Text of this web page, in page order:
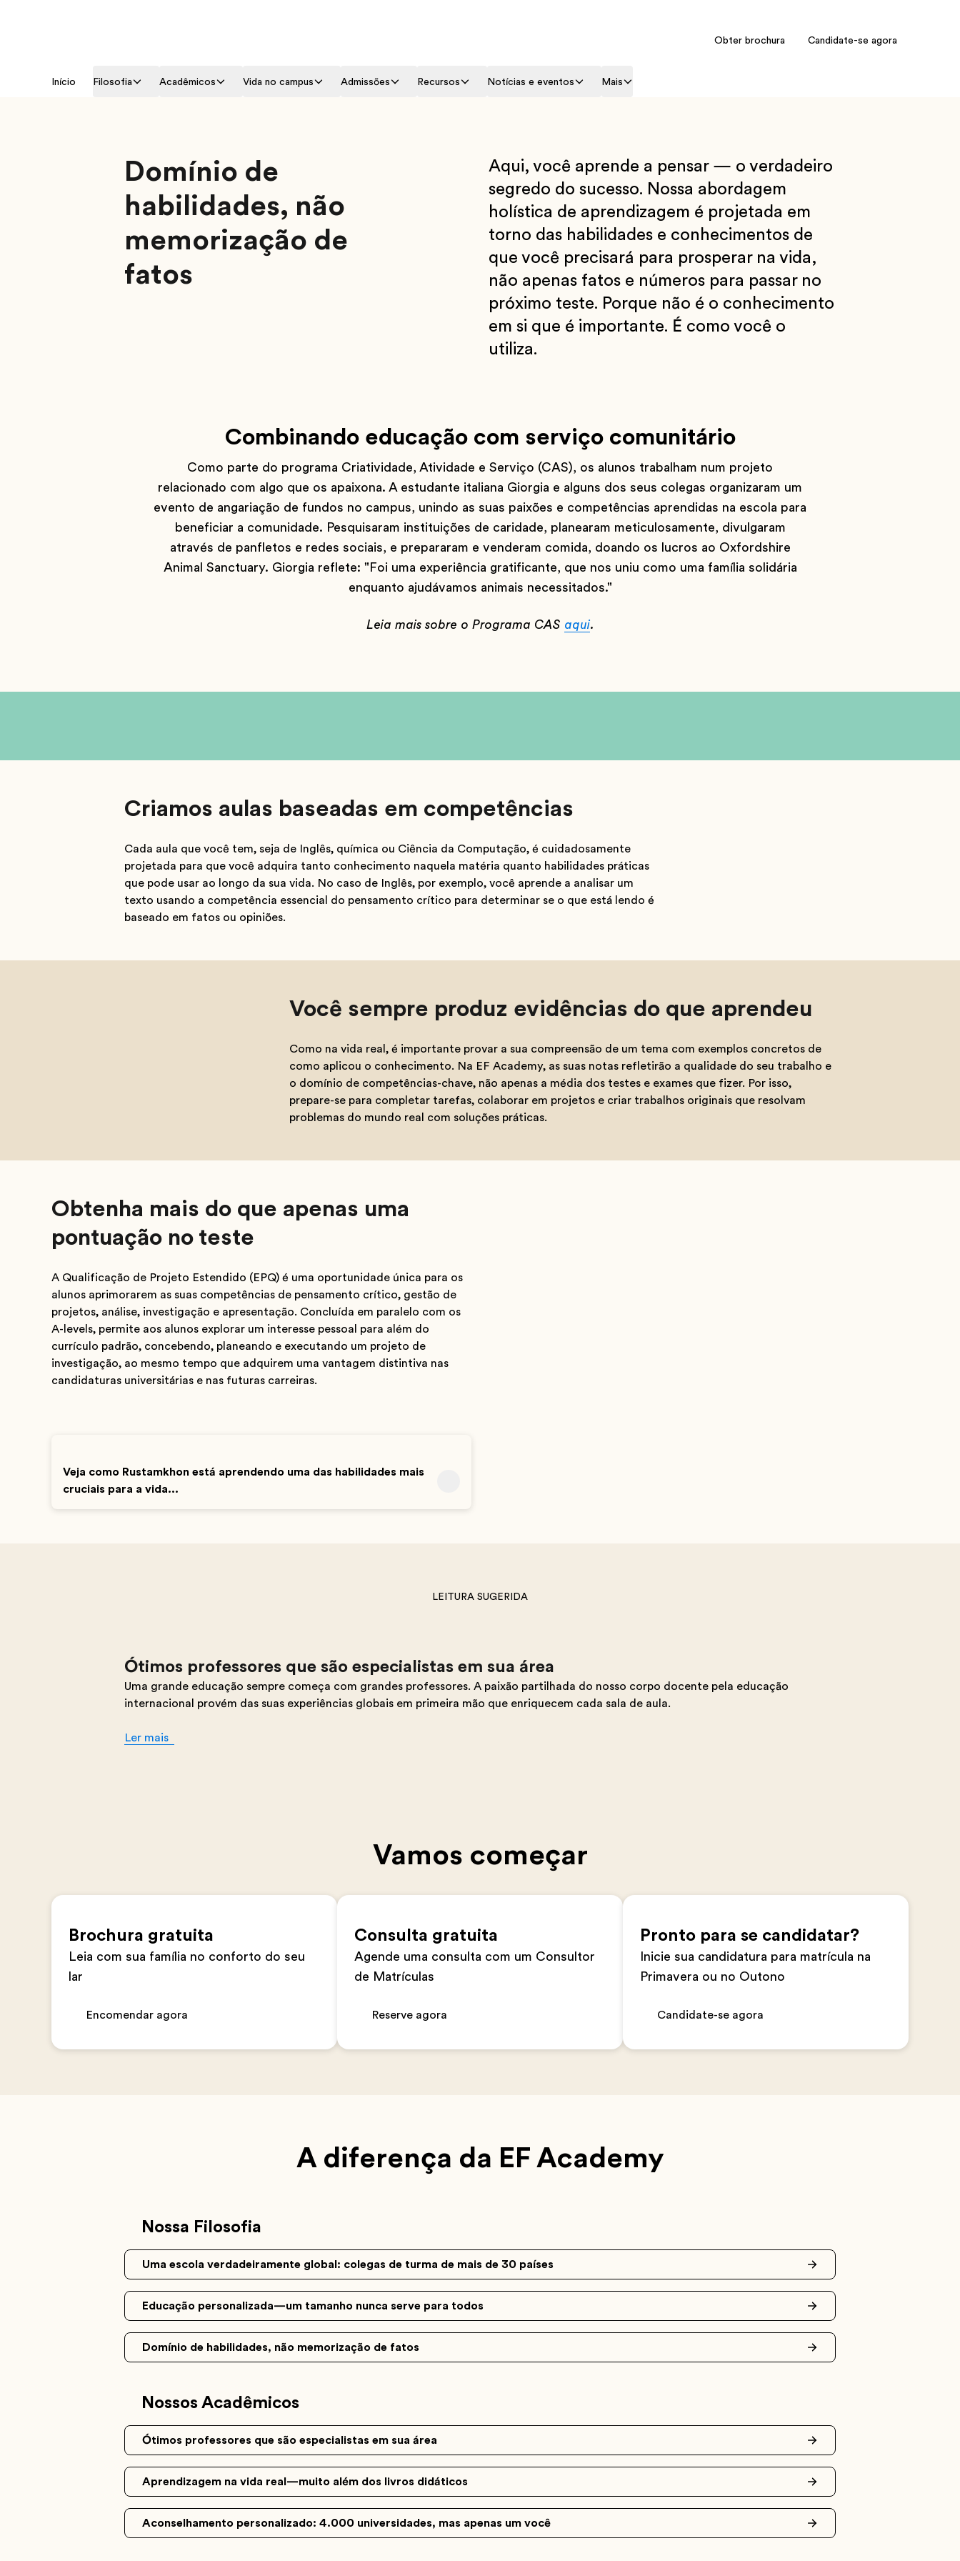
Obter brochura Candidate-se agora
Início Filosofia Acadêmicos Vida no campus Admissões Recursos Notícias e eventos Mais
Domínio de
habilidades, não
memorização de
fatos
Aqui, você aprende a pensar — o verdadeiro
segredo do sucesso. Nossa abordagem
holística de aprendizagem é projetada em
torno das habilidades e conhecimentos de
que você precisará para prosperar na vida,
não apenas fatos e números para passar no
próximo teste. Porque não é o conhecimento
em si que é importante. É como você o
utiliza.
Combinando educação com serviço comunitário
Como parte do programa Criatividade, Atividade e Serviço (CAS), os alunos trabalham num projeto
relacionado com algo que os apaixona. A estudante italiana Giorgia e alguns dos seus colegas organizaram um
evento de angariação de fundos no campus, unindo as suas paixões e competências aprendidas na escola para
beneficiar a comunidade. Pesquisaram instituições de caridade, planearam meticulosamente, divulgaram
através de panfletos e redes sociais, e prepararam e venderam comida, doando os lucros ao Oxfordshire
Animal Sanctuary. Giorgia reflete: "Foi uma experiência gratificante, que nos uniu como uma família solidária
enquanto ajudávamos animais necessitados."
Leia mais sobre o Programa CAS aqui.
Criamos aulas baseadas em competências
Cada aula que você tem, seja de Inglês, química ou Ciência da Computação, é cuidadosamente
projetada para que você adquira tanto conhecimento naquela matéria quanto habilidades práticas
que pode usar ao longo da sua vida. No caso de Inglês, por exemplo, você aprende a analisar um
texto usando a competência essencial do pensamento crítico para determinar se o que está lendo é
baseado em fatos ou opiniões.
Você sempre produz evidências do que aprendeu
Como na vida real, é importante provar a sua compreensão de um tema com exemplos concretos de
como aplicou o conhecimento. Na EF Academy, as suas notas refletirão a qualidade do seu trabalho e
o domínio de competências-chave, não apenas a média dos testes e exames que fizer. Por isso,
prepare-se para completar tarefas, colaborar em projetos e criar trabalhos originais que resolvam
problemas do mundo real com soluções práticas.
Obtenha mais do que apenas uma
pontuação no teste
A Qualificação de Projeto Estendido (EPQ) é uma oportunidade única para os
alunos aprimorarem as suas competências de pensamento crítico, gestão de
projetos, análise, investigação e apresentação. Concluída em paralelo com os
A-levels, permite aos alunos explorar um interesse pessoal para além do
currículo padrão, concebendo, planeando e executando um projeto de
investigação, ao mesmo tempo que adquirem uma vantagem distintiva nas
candidaturas universitárias e nas futuras carreiras.
Veja como Rustamkhon está aprendendo uma das habilidades mais
cruciais para a vida...
LEITURA SUGERIDA
Ótimos professores que são especialistas em sua área
Uma grande educação sempre começa com grandes professores. A paixão partilhada do nosso corpo docente pela educação
internacional provém das suas experiências globais em primeira mão que enriquecem cada sala de aula.
Ler mais
Vamos começar
Brochura gratuita
Leia com sua família no conforto do seu
lar
Encomendar agora
Consulta gratuita
Agende uma consulta com um Consultor
de Matrículas
Reserve agora
Pronto para se candidatar?
Inicie sua candidatura para matrícula na
Primavera ou no Outono
Candidate-se agora
A diferença da EF Academy
Nossa Filosofia
Uma escola verdadeiramente global: colegas de turma de mais de 30 países
Educação personalizada—um tamanho nunca serve para todos
Domínio de habilidades, não memorização de fatos
Nossos Acadêmicos
Ótimos professores que são especialistas em sua área
Aprendizagem na vida real—muito além dos livros didáticos
Aconselhamento personalizado: 4.000 universidades, mas apenas um você